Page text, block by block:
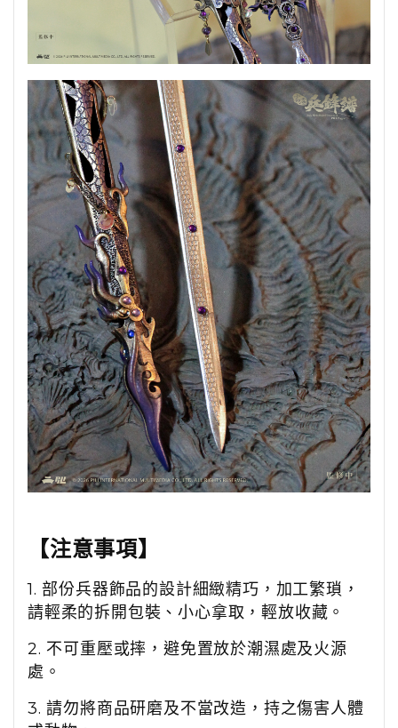
【注意事項】
1. 部份兵器飾品的設計細緻精巧，加工繁瑣，
請輕柔的拆開包裝、小心拿取，輕放收藏。
2. 不可重壓或摔，避免置放於潮濕處及火源
處。
3. 請勿將商品研磨及不當改造，持之傷害人體